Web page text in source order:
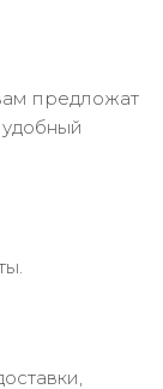
предложат